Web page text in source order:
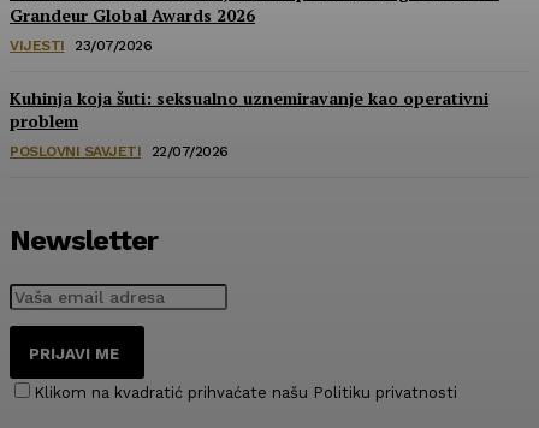
Grandeur Global Awards 2026
VIJESTI 23/07/2026
Kuhinja koja šuti: seksualno uznemiravanje kao operativni
problem
POSLOVNI SAVJETI 22/07/2026
Newsletter
PRIJAVI ME
Klikom na kvadratić prihvaćate našu Politiku privatnosti